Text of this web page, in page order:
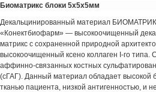
Биоматрикс блоки 5х5х5мм
Декальцинированный материал
«Конектбиофарм» — высокоочищенный
матрикс с сохраненной природной
высокоочищенный ксено коллаген I-го типа.
аффинно-связанных костных
(сГАГ). Данный материал обладает высокой
тканью пациента, низкой антигенностью, и